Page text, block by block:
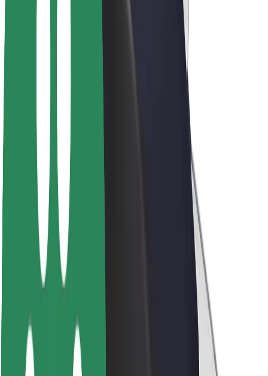
Vozni parki
Projekt Zero
Blog
Novinarsko središče
Smernice blagovne znamke
Poslanstvo
Odnosi z vlagatelji
Vodstvo
Blagovna znamka
Urban Fund
Varnost potnikov